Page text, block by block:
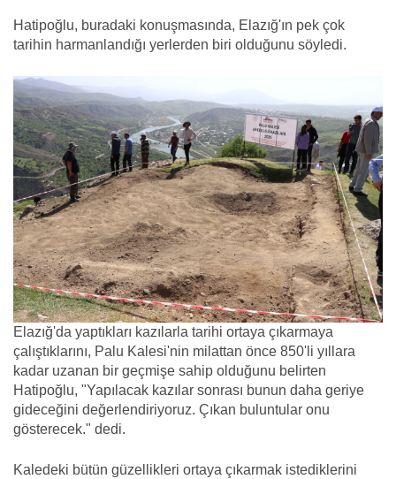
Hatipoğlu, buradaki konuşmasında, Elazığ'ın pek çok
tarihin harmanlandığı yerlerden biri olduğunu söyledi.
Elazığ'da yaptıkları kazılarla tarihi ortaya çıkarmaya
çalıştıklarını, Palu Kalesi'nin milattan önce 850'li yıllara
kadar uzanan bir geçmişe sahip olduğunu belirten
Hatipoğlu, "Yapılacak kazılar sonrası bunun daha geriye
gideceğini değerlendiriyoruz. Çıkan buluntular onu
gösterecek." dedi.
Kaledeki bütün güzellikleri ortaya çıkarmak istediklerini